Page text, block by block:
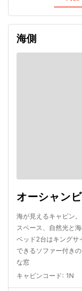
海側
オーシャン
海が見えるキャビン
スペース、自然光と
ベッド2台はキングサ
できるソファー付き
な窓
キャビンコード: 1N